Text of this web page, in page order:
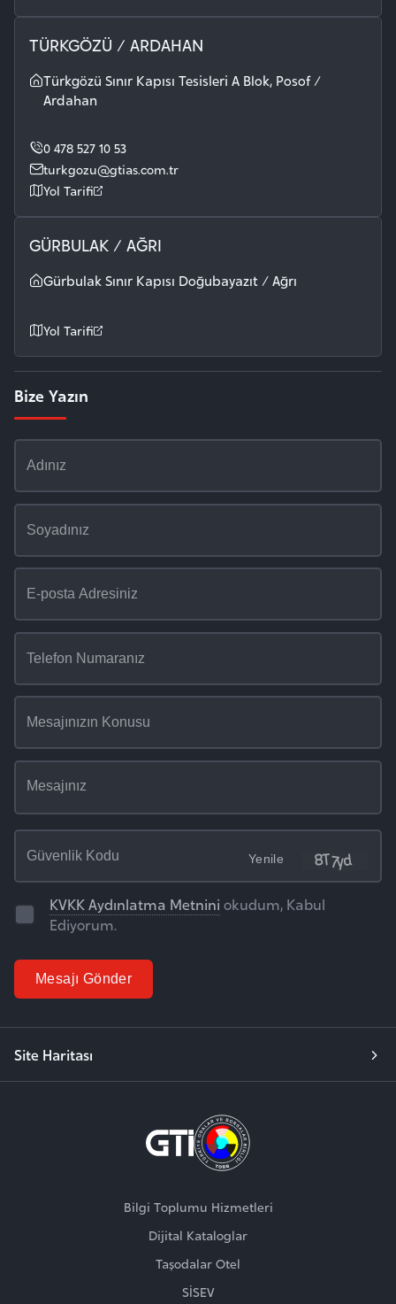
TÜRKGÖZÜ / ARDAHAN
Türkgözü Sınır Kapısı Tesisleri A Blok, Posof /
Ardahan
0 478 527 10 53
turkgozu@gtias.com.tr
Yol Tarifi
GÜRBULAK / AĞRI
Gürbulak Sınır Kapısı Doğubayazıt / Ağrı
Yol Tarifi
Bize Yazın
Yenile
KVKK Aydınlatma Metnini okudum, Kabul
Ediyorum.
Mesajı Gönder
Site Haritası
Bilgi Toplumu Hizmetleri
Dijital Kataloglar
Taşodalar Otel
SİSEV